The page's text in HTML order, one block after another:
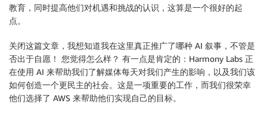
教育，同时提高他们对机遇和挑战的认识，这算是一个很好的起
点。
关闭这篇文章，我想知道我在这里真正推广了哪种 AI 叙事，不管是
否出于自愿！ 您觉得怎么样？ 有一点是肯定的：Harmony Labs 正
在使用 AI 来帮助我们了解媒体每天对我们产生的影响，以及我们该
如何创造一个更民主的社会。这是一项重要的工作，而我们很荣幸
他们选择了 AWS 来帮助他们实现自己的目标。